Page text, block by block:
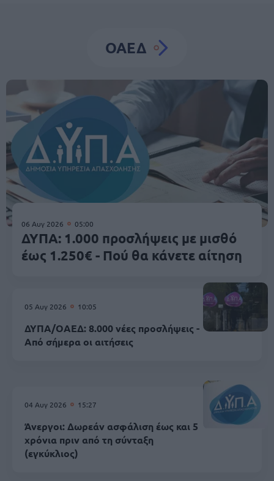
ΟΑΕΔ
06 Αυγ 2026 05:00
ΔΥΠΑ: 1.000 προσλήψεις με μισθό
έως 1.250€ - Πού θα κάνετε αίτηση
05 Αυγ 2026 10:05
ΔΥΠΑ/ΟΑΕΔ: 8.000 νέες προσλήψεις -
Από σήμερα οι αιτήσεις
04 Αυγ 2026 15:27
Άνεργοι: Δωρεάν ασφάλιση έως και 5
χρόνια πριν από τη σύνταξη
(εγκύκλιος)